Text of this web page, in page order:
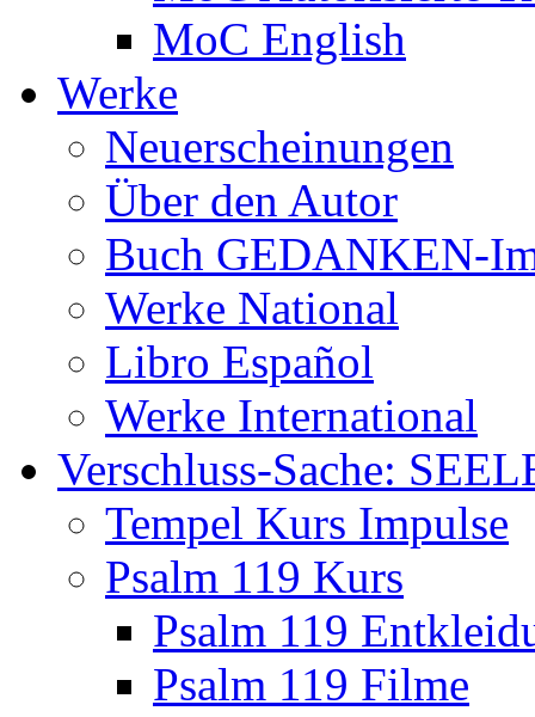
MoC English
Werke
Neuerscheinungen
Über den Autor
Buch GEDANKEN-
Werke National
Libro Español
Werke International
Verschluss-Sache:
Tempel Kurs Impulse
Psalm 119 Kurs
Psalm 119
Psalm 119 Filme